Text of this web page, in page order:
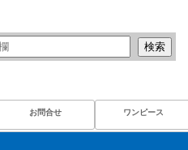
検索
お問合せ ワンピース